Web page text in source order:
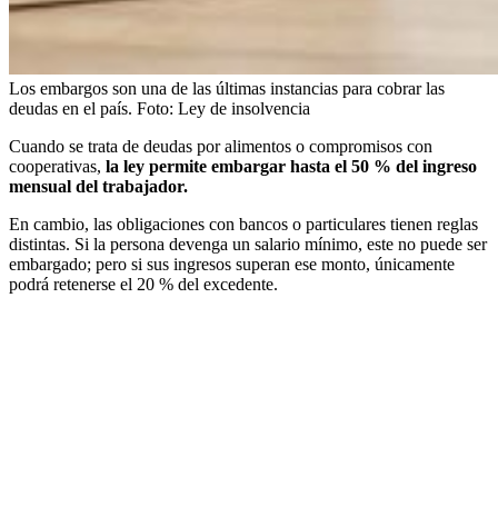
Los embargos son una de las últimas instancias para cobrar las
deudas en el país. Foto: Ley de insolvencia
Cuando se trata de deudas por alimentos o compromisos con
cooperativas, la ley permite embargar hasta el 50 % del ingreso
mensual del trabajador.
En cambio, las obligaciones con bancos o particulares tienen reglas
distintas. Si la persona devenga un salario mínimo, este no puede ser
embargado; pero si sus ingresos superan ese monto, únicamente
podrá retenerse el 20 % del excedente.